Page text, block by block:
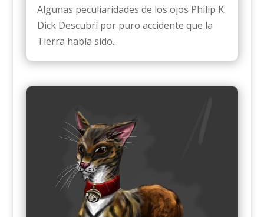
Algunas peculiaridades de los ojos Philip K.
Dick Descubrí por puro accidente que la
Tierra había sido...